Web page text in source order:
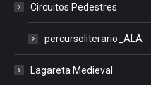
Circuitos Pedestres
percursoliterario_ALA
Lagareta Medieval